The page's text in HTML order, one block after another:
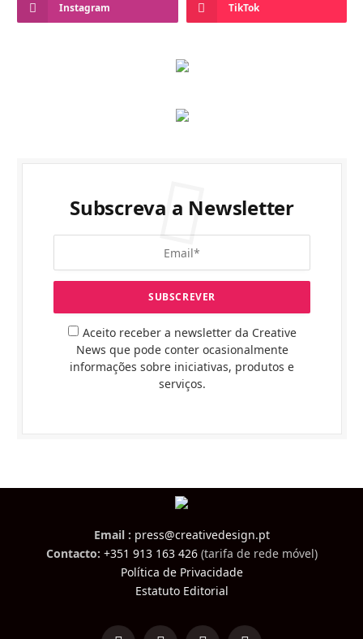
Instagram TikTok
Subscreva a Newsletter
Aceito receber a newsletter da Creative
News que pode conter ocasionalmente
informações sobre iniciativas, produtos e
serviços.
Email : press@creativedesign.pt
Contacto: +351 913 163 426(tarifa de rede móvel)
Política de Privacidade
Estatuto Editorial